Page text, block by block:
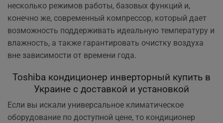
несколько режимов работы, базовых функций и,
конечно же, современный компрессор, который дает
возможность поддерживать идеальную температуру и
влажность, а также гарантировать очистку воздуха
вне зависимости от времени года.
Toshiba кондиционер инверторный купить в
Украине с доставкой и установкой
Если вы искали универсальное климатическое
оборудование по доступной цене, то кондиционер